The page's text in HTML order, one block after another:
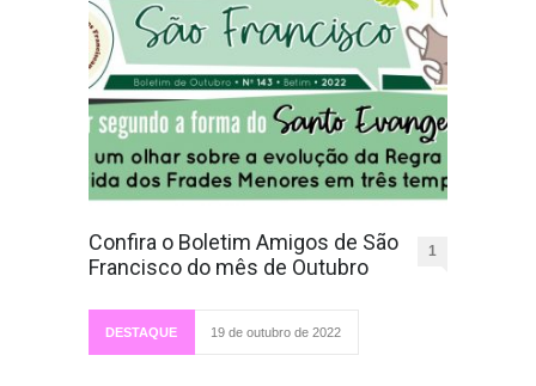
Confira o Boletim Amigos de São
Francisco do mês de Outubro
1
DESTAQUE 19 de outubro de 2022